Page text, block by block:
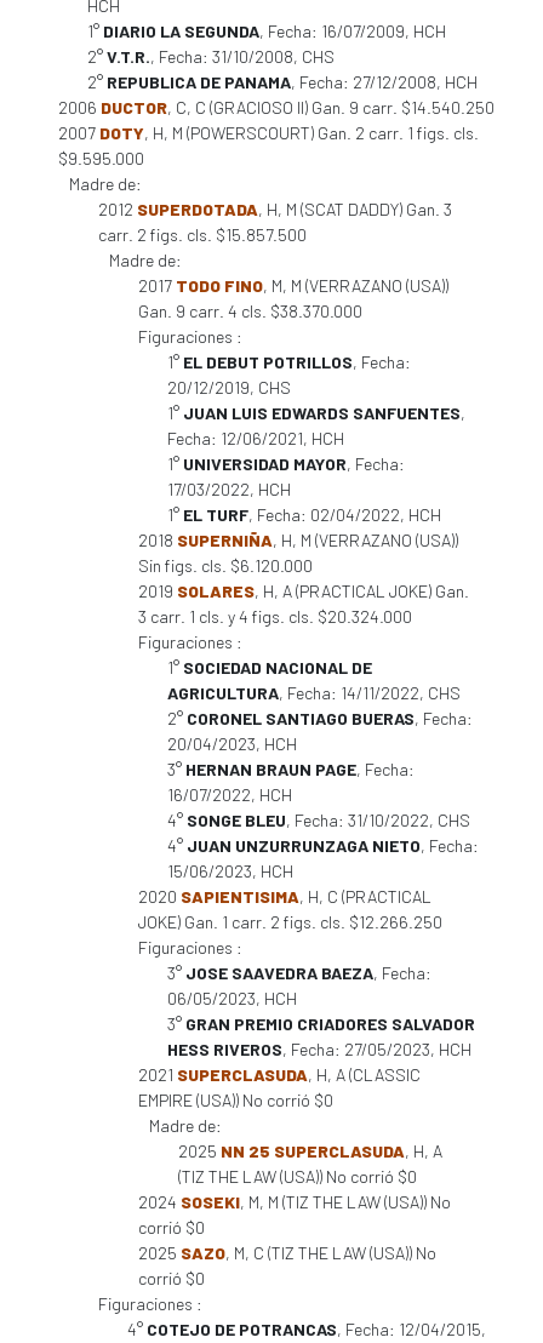
HCH
1° DIARIO LA SEGUNDA, Fecha: 16/07/2009, HCH
2°V.T.R., Fecha: 31/10/2008, CHS
2° REPUBLICA DE PANAMA, Fecha: 27/12/2008, HCH
2006 DUCTOR, C, C (GRACIOSO II) Gan. 9 carr. $14.540.250
2007 DOTY, H, M (POWERSCOURT) Gan. 2 carr. 1 figs. cls.
$9.595.000
Madre de:
2012 SUPERDOTADA, H, M (SCAT DADDY) Gan. 3
carr. 2 figs. cls. $15.857.500
Madre de:
2017 TODO FINO, M, M (VERRAZANO (USA))
Gan. 9 carr. 4 cls. $38.370.000
Figuraciones :
1° EL DEBUT POTRILLOS, Fecha:
20/12/2019, CHS
1° JUAN LUIS EDWARDS SANFUENTES,
Fecha: 12/06/2021, HCH
1° UNIVERSIDAD MAYOR, Fecha:
17/03/2022, HCH
1° EL TURF, Fecha: 02/04/2022, HCH
2018 SUPERNIÑA, H, M (VERRAZANO (USA))
Sin figs. cls. $6.120.000
2019 SOLARES, H, A (PRACTICAL JOKE) Gan.
3 carr. 1 cls. y 4 figs. cls. $20.324.000
Figuraciones :
1° SOCIEDAD NACIONAL DE
AGRICULTURA, Fecha: 14/11/2022, CHS
2° CORONEL SANTIAGO BUERAS, Fecha:
20/04/2023, HCH
3° HERNAN BRAUN PAGE, Fecha:
16/07/2022, HCH
4° SONGE BLEU, Fecha: 31/10/2022, CHS
4° JUAN UNZURRUNZAGA NIETO, Fecha:
15/06/2023, HCH
2020 SAPIENTISIMA, H, C (PRACTICAL
JOKE) Gan. 1 carr. 2 figs. cls. $12.266.250
Figuraciones :
3° JOSE SAAVEDRA BAEZA, Fecha:
06/05/2023, HCH
3° GRAN PREMIO CRIADORES SALVADOR
HESS RIVEROS, Fecha: 27/05/2023, HCH
2021 SUPERCLASUDA, H, A (CLASSIC
EMPIRE (USA)) No corrió $0
Madre de:
2025 NN 25 SUPERCLASUDA, H, A
(TIZ THE LAW (USA)) No corrió $0
2024 SOSEKI, M, M (TIZ THE LAW (USA)) No
corrió $0
2025 SAZO, M, C (TIZ THE LAW (USA)) No
corrió $0
Figuraciones :
4° COTEJO DE POTRANCAS, Fecha: 12/04/2015,